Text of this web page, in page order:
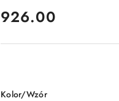
cena:
926.00
Wariant
Kolor/Wzór